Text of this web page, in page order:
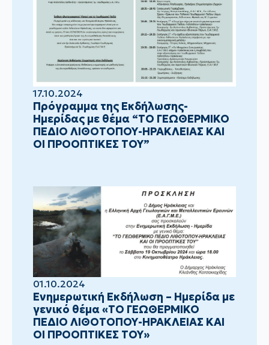
17.10.2024
Πρόγραμμα της Εκδήλωσης-
Ημερίδας με θέμα “ΤΟ ΓΕΩΘΕΡΜΙΚΟ
ΠΕΔΙΟ ΛΙΘΟΤΟΠΟΥ-ΗΡΑΚΛΕΙΑΣ ΚΑΙ
ΟΙ ΠΡΟΟΠΤΙΚΕΣ ΤΟΥ”
01.10.2024
Ενημερωτική Εκδήλωση – Ημερίδα με
γενικό θέμα «ΤΟ ΓΕΩΘΕΡΜΙΚΟ
ΠΕΔΙΟ ΛΙΘΟΤΟΠΟΥ-ΗΡΑΚΛΕΙΑΣ ΚΑΙ
ΟΙ ΠΡΟΟΠΤΙΚΕΣ ΤΟΥ»